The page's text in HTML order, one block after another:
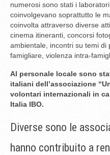
numerosi sono stati i
coinvolgevano soprattutto le
coinvolta attraverso diverse
cinema itineranti, concorsi
ambientale, incontri su temi di
famigliare, violenza intra-
Al personale locale sono
italiani dell’associazione
volontari internazionali in
Italia IBO.
Diverse sono le
hanno contribuito a